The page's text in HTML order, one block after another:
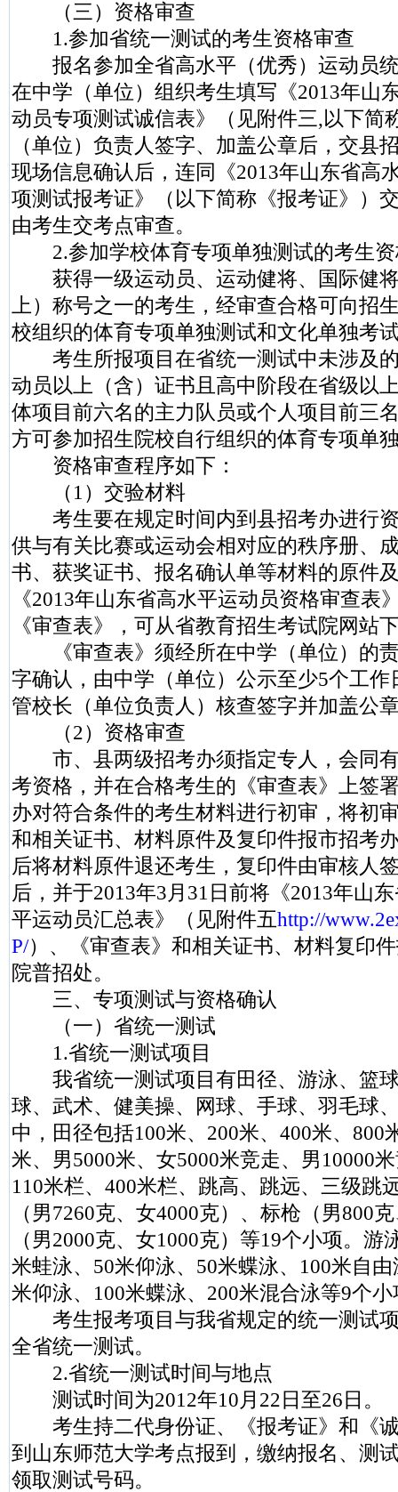
（三）资格审查
1.参加省统一测试的考生资格审查
报名参加全省高水平（优秀）运动员统
在中学（单位）组织考生填写《2013年山
动员专项测试诚信表》（见附件三,以下简
（单位）负责人签字、加盖公章后，交县
现场信息确认后，连同《2013年山东省高
项测试报考证》（以下简称《报考证》）
由考生交考点审查。
2.参加学校体育专项单独测试的考生资
获得一级运动员、运动健将、国际健将
上）称号之一的考生，经审查合格可向招
校组织的体育专项单独测试和文化单独考
考生所报项目在省统一测试中未涉及的
动员以上（含）证书且高中阶段在省级以
体项目前六名的主力队员或个人项目前三
方可参加招生院校自行组织的体育专项单
资格审查程序如下：
（1）交验材料
考生要在规定时间内到县招考办进行资
供与有关比赛或运动会相对应的秩序册、
书、获奖证书、报名确认单等材料的原件
《2013年山东省高水平运动员资格审查表
《审查表》，可从省教育招生考试院网站
《审查表》须经所在中学（单位）的责
字确认，由中学（单位）公示至少5个工
管校长（单位负责人）核查签字并加盖公
（2）资格审查
市、县两级招考办须指定专人，会同有
考资格，并在合格考生的《审查表》上签
办对符合条件的考生材料进行初审，将初
和相关证书、材料原件及复印件报市招考
后将材料原件退还考生，复印件由审核人
后，并于2013年3月31日前将《2013年山
平运动员汇总表》（见附件五http://
P/）、《审查表》和相关证书、材料复印
院普招处。
三、专项测试与资格确认
（一）省统一测试
1.省统一测试项目
我省统一测试项目有田径、游泳、篮球
球、武术、健美操、网球、手球、羽毛球
中，田径包括100米、200米、400米、800
米、男5000米、女5000米竞走、男10000
110米栏、400米栏、跳高、跳远、三级跳
（男7260克、女4000克）、标枪（男800
（男2000克、女1000克）等19个小项。游
米蛙泳、50米仰泳、50米蝶泳、100米自
米仰泳、100米蝶泳、200米混合泳等9个小
考生报考项目与我省规定的统一测试项
全省统一测试。
2.省统一测试时间与地点
测试时间为2012年10月22日至26日。
考生持二代身份证、《报考证》和《诚
到山东师范大学考点报到，缴纳报名、测
领取测试号码。